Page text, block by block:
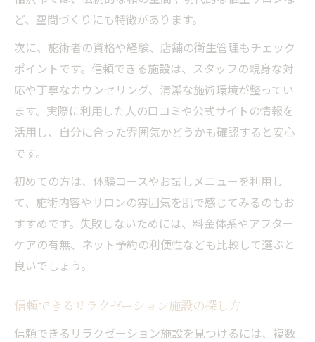
ど、空間づくりにも特徴があります。
次に、施術者の資格や経験、店舗の衛生管理もチェック
ポイントです。信頼できる施設は、スタッフの親身な対
応や丁寧なカウンセリング、清潔な施術環境が整ってい
ます。実際に利用した人の口コミや公式サイトの情報を
活用し、自分に合った雰囲気かどうかも確認すると安心
です。
初めての方は、体験コースやお試しメニューを利用し
て、施術内容やサロンの雰囲気を肌で感じてみるのもお
すすめです。失敗しないためには、料金体系やアフター
ケアの有無、ネット予約の利便性なども比較して選ぶと
良いでしょう。
信頼できるリラクゼーション施設の探し方
信頼できるリラクゼーション施設を見つけるには、複数